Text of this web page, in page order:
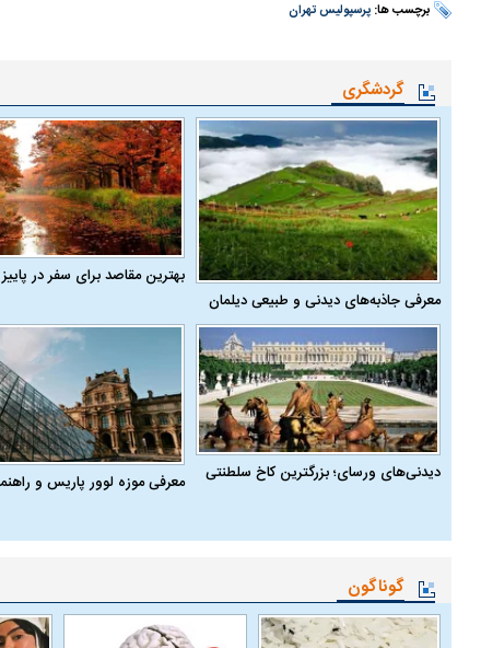
برچسب ها: پرسپولیس تهران
گردشگری
معرفی جاذبه‌های دیدنی و طبیعی دیلمان
بهترین مقاصد برای سفر در پاییز
دیدنی‌های ورسای؛ بزرگترین کاخ سلطنتی
معرفی موزه لوور پاریس و
گوناگون